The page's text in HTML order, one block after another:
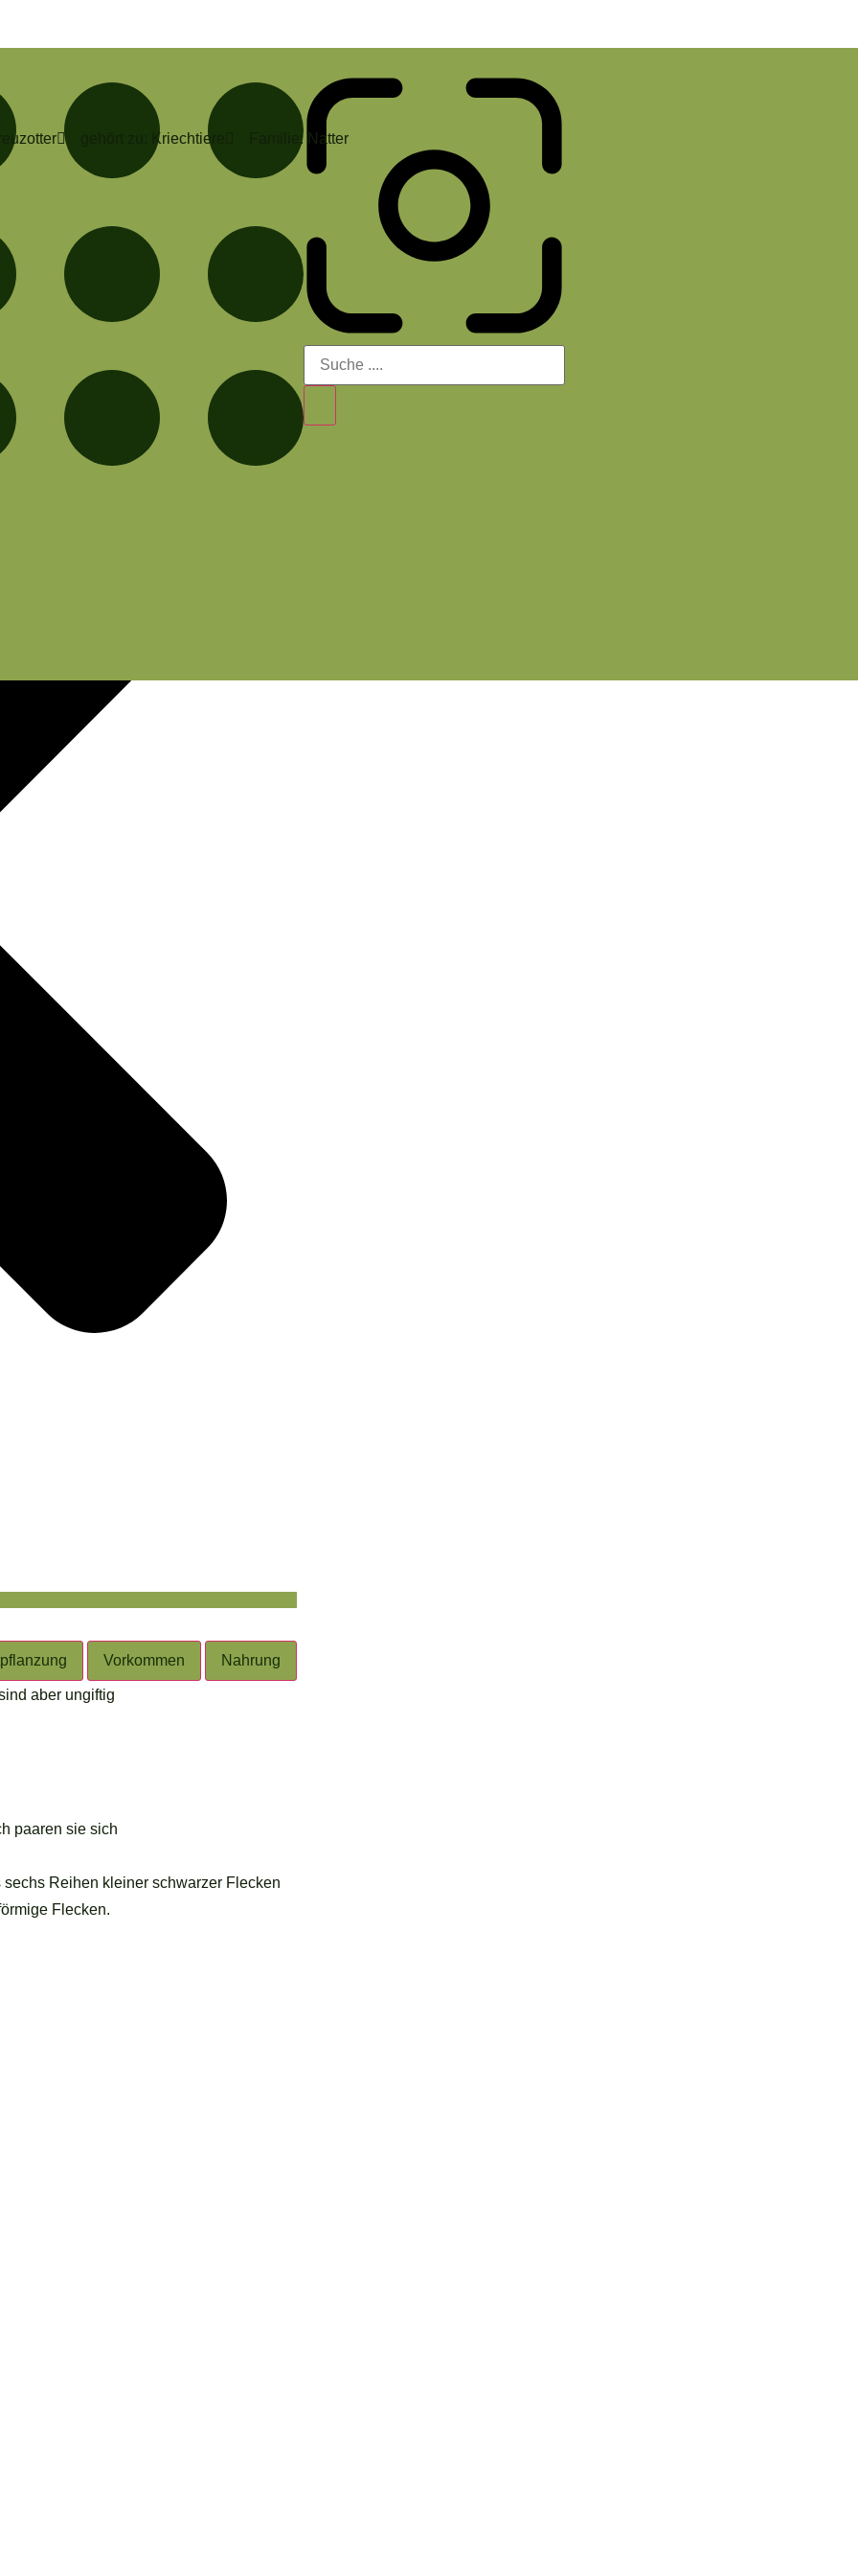
gehört zu: Kriechtiere Familie: Natter
Vorkommen Nahrung
aber ungiftig
paaren sie sich
Reihen kleiner schwarzer Flecken
Flecken.